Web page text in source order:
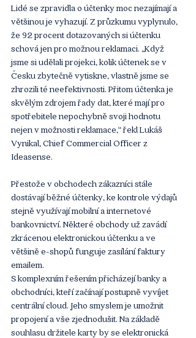
Lidé se zpravidla o účtenky moc nezajímají a
většinou je vyhazují. Z průzkumu vyplynulo,
že 92 procent dotazovaných si účtenku
schová jen pro možnou reklamaci. „Když
jsme si udělali projekci, kolik účtenek se v
Česku zbytečně vytiskne, vlastně jsme se
zhrozili té neefektivnosti. Přitom účtenka je
skvělým zdrojem řady dat, které mají pro
spotřebitele nepochybně svoji hodnotu
nejen v možnosti reklamace,“ řekl Lukáš
Vynikal, Chief Commercial Officer z
Ideasense.
Přestože v obchodech zákazníci stále
dostávají běžné účtenky, ke kontrole výdajů
stejně využívají mobilní a internetové
bankovnictví. Některé obchody už zavádí
zkrácenou elektronickou účtenku a ve
většině e-shopů funguje zasílání faktury
emailem.
S komplexním řešením přicházejí banky a
obchodníci, kteří začínají postupně vyvíjet
centrální cloud. Jeho smyslem je umožnit
propojení a vše zjednodušit. Na základě
souhlasu držitele karty by se elektronická